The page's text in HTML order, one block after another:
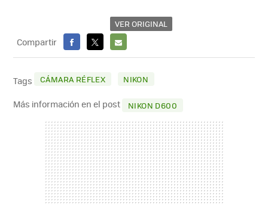
VER ORIGINAL
Compartir
FACEBOOK
X
E-
MAIL
Tags CÁMARA RÉFLEX NIKON
Más información en el post NIKON D600